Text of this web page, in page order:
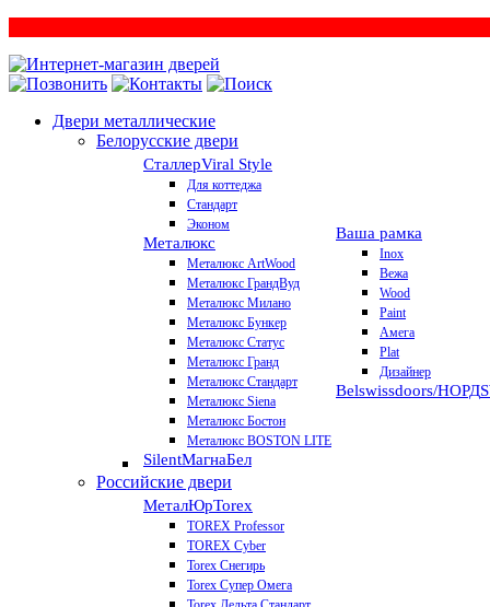
Двери металлические
Белорусские двери
СталлерViral Style
Для коттеджа
Стандарт
Эконом
Металюкс
Металюкс ArtWood
Металюкс ГрандВуд
Металюкс Милано
Металюкс Бункер
Металюкс Статус
Металюкс Гранд
Металюкс Стандарт
Металюкс Siena
Металюкс Бостон
Металюкс BOSTON LITE
SilentМагнаБел
Ваша рамка
Inox
Вежа
Wood
Paint
Амега
Plat
Дизайнер
Belswissdoors/НОРД
Российские двери
МеталЮрTorex
TOREX Professor
TOREX Cyber
Torex Снегирь
Torex Супер Омега